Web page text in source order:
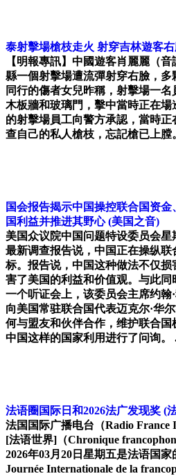
泰射擊場槍枝走火 射穿吉林遊客
【明報專訊】中國遊客肖麗麗（
縣一個射擊場遭流彈射穿右臉，多
同行的傷者女兒昨稱，射擊場一
木板牆和玻璃門，擊中當時正在
的射擊場員工向警方承認，當時
查自己的私人槍枝，忘記槍已上膛
国会报告揭示中国操控联合国资
国利益并推进其野心 (美国之音)
美国众议院中国问题特设委员会星
最新调查报告说，中国正在操纵联
标。报告说，中国这种做法不仅
害了美国的利益和价值观。与此
一个听证会上，该委员会主席约翰
向美国常驻联合国代表迈克尔·华
何与盟友和伙伴合作，维护联合
中国这样的国家利用进行了问询。
法语圈国际日和2026法广发现奖 (
法国国际广播电台（Radio France
[法语世界]（Chronique
2026年03月20日星期五是法语国
Journée Internationale de la